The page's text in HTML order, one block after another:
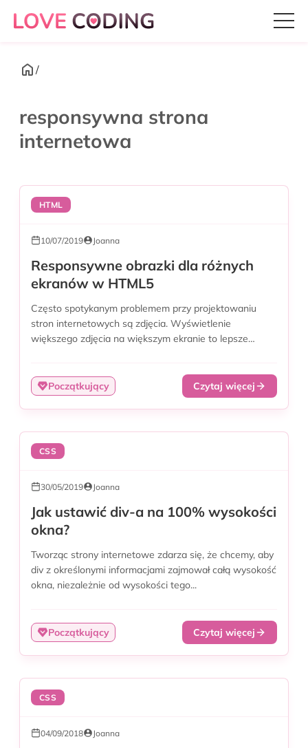
/
responsywna strona
internetowa
HTML
10/07/2019 Joanna
Responsywne obrazki dla różnych
ekranów w HTML5
Często spotykanym problemem przy projektowaniu
stron internetowych są zdjęcia. Wyświetlenie
większego zdjęcia na większym ekranie to lepsze
Początkujący Czytaj więcej
CSS
30/05/2019 Joanna
Jak ustawić div-a na 100% wysokości
okna?
Tworząc strony internetowe zdarza się, że chcemy, aby
div z określonymi informacjami zajmował całą wysokość
okna, niezależnie od wysokości tego...
Początkujący Czytaj więcej
CSS
04/09/2018 Joanna